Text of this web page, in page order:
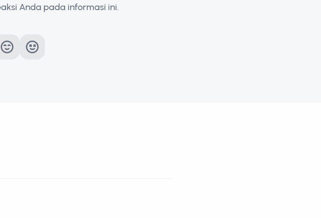
Anda pada informasi ini.